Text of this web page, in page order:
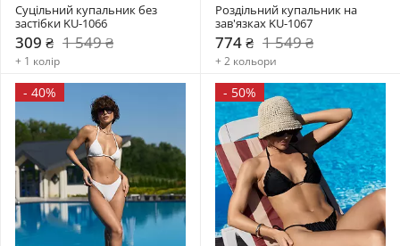
Суцільний купальник без
застібки KU-1066
309 ₴ 1 549 ₴
+ 1 колір
Роздільний купальник на
зав'язках KU-1067
774 ₴ 1 549 ₴
+ 2 кольори
- 40% - 50%